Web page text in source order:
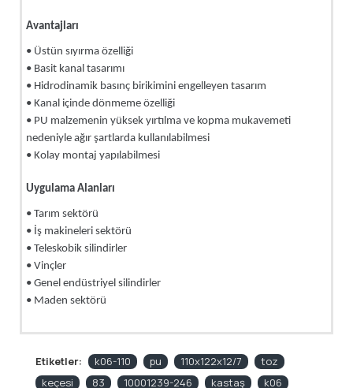
Avantajları
• Üstün sıyırma özelliği
• Basit kanal tasarımı
• Hidrodinamik basınç birikimini engelleyen tasarım
• Kanal içinde dönmeme özelliği
• PU malzemenin yüksek yırtılma ve kopma mukavemeti
nedeniyle ağır şartlarda kullanılabilmesi
• Kolay montaj yapılabilmesi
Uygulama Alanları
• Tarım sektörü
• İş makineleri sektörü
• Teleskobik silindirler
• Vinçler
• Genel endüstriyel silindirler
• Maden sektörü
Etiketler: k06-110 pu 110x122x12/7
toz
keçesi
83 10001239-246 kastaş
k06